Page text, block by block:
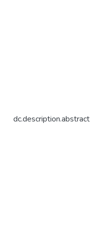
dc.description.abstract